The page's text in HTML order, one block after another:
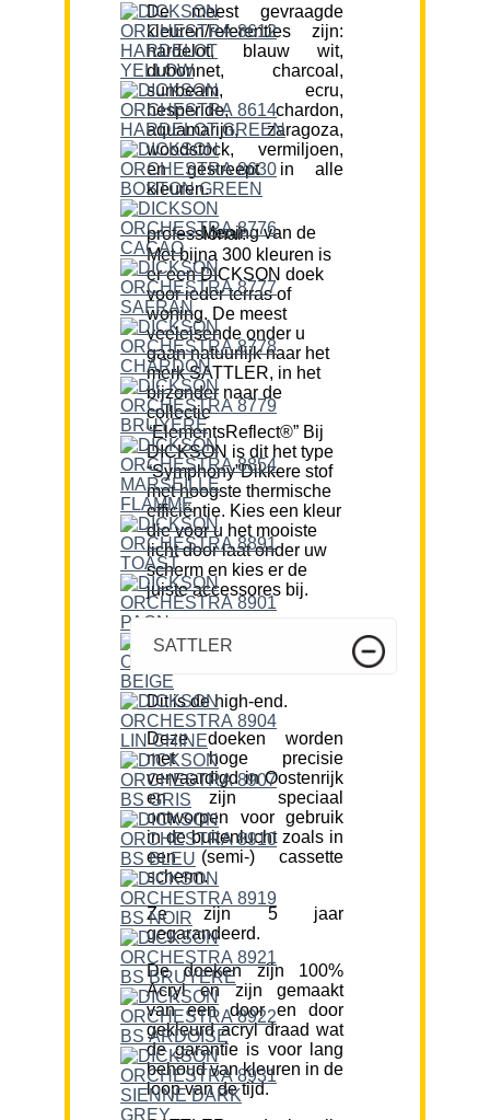
De meest gevraagde
kleuren/referenties zijn:
hardelot, blauw wit,
dubonnet, charcoal,
sunbeam, ecru,
hesperide, chardon,
aquamarijn, zaragoza,
woodstock, vermiljoen,
en gestreept in alle
kleuren.
Mening van de professional:
Met bijna 300 kleuren is
er een DICKSON doek
voor ieder terras of
woning. De meest
veeleisende onder u
gaan natuurlijk naar het
merk SATTLER, in het
bijzonder naar de
collectie
“ElementsReflect®” Bij
DICKSON is dit het type
“Symphony”Dikkere stof
met hoogste thermische
efficiëntie. Kies een kleur
die voor u het mooiste
licht door laat onder uw
scherm en kies er de
juiste accessores bij.
SATTLER
Dit is de high-end.
Deze doeken worden
met hoge precisie
vervaardigd in Oostenrijk
en zijn speciaal
ontworpen voor gebruik
in de buitenlucht zoals in
een (semi-) cassette
scherm.
Ze zijn 5 jaar
gegarandeerd.
De doeken zijn 100%
Acryl en zijn gemaakt
van een door en door
gekleurd acryl draad wat
de garantie is voor lang
behoud van kleuren in de
loop van de tijd.